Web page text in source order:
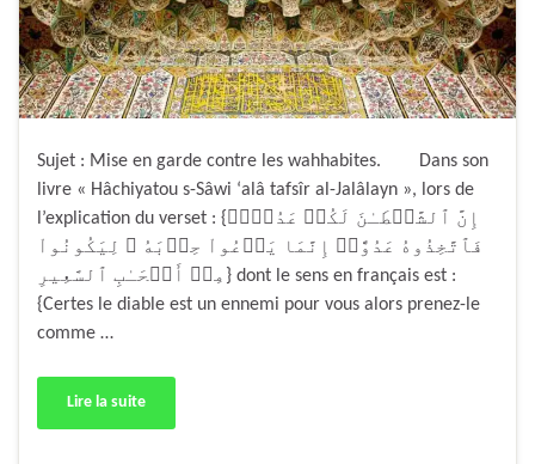
Sujet : Mise en garde contre les wahhabites. Dans son
livre « Hâchiyatou s-Sâwi ‘alâ tafsîr al-Jalâlayn », lors de
l’explication du verset : {إِنَّ ٱلشَّيۡطَـٰنَ لَكُمۡ عَدُوٌّ۬
فَٱتَّخِذُوهُ عَدُوًّاۚ إِنَّمَا يَدۡعُواْ حِزۡبَهُ ۥ لِيَكُونُواْ
مِنۡ أَصۡحَـٰبِ ٱلسَّعِيرِ} dont le sens en français est :
{Certes le diable est un ennemi pour vous alors prenez-le
comme …
Lire la suite